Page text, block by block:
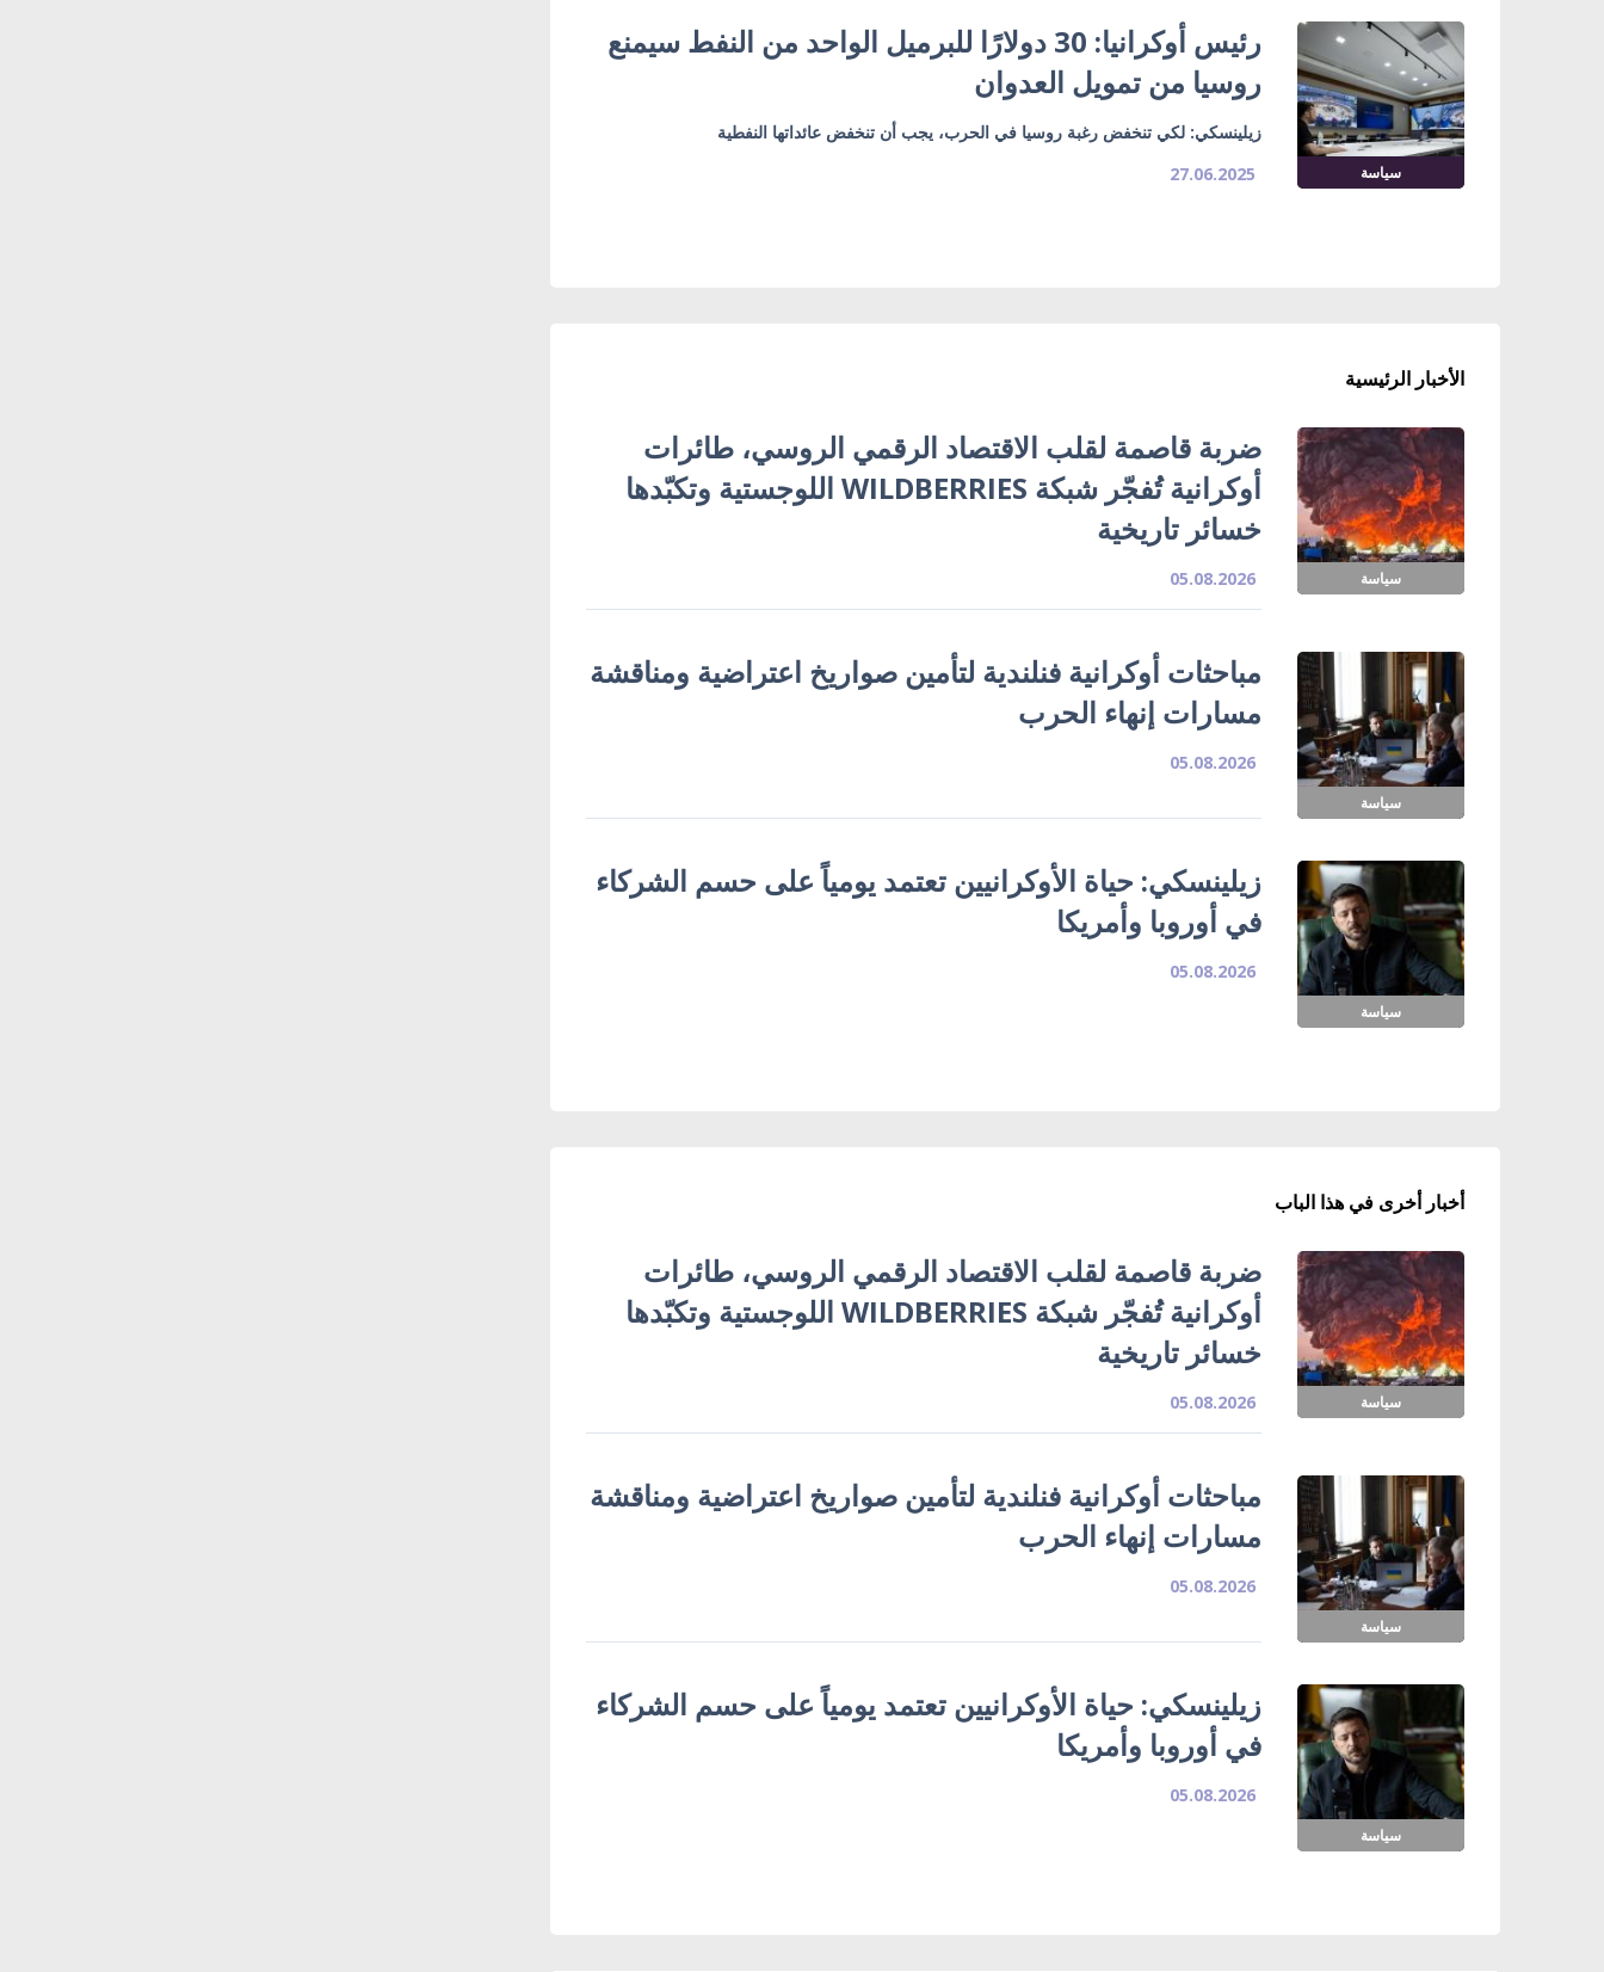
سياسة
رئيس أوكرانيا: 30 دولارًا للبرميل الواحد من النفط سيمنع
روسيا من تمويل العدوان
زيلينسكي: لكي تنخفض رغبة روسيا في الحرب، يجب أن تنخفض عائداتها النفطية
27.06.2025
الأخبار الرئيسية
سياسة
ضربة قاصمة لقلب الاقتصاد الرقمي الروسي، طائرات
أوكرانية تُفجّر شبكة WILDBERRIES اللوجستية وتكبّدها
خسائر تاريخية
05.08.2026
سياسة
مباحثات أوكرانية فنلندية لتأمين صواريخ اعتراضية ومناقشة
مسارات إنهاء الحرب
05.08.2026
سياسة
زيلينسكي: حياة الأوكرانيين تعتمد يومياً على حسم الشركاء
في أوروبا وأمريكا
05.08.2026
أخبار أخرى في هذا الباب
سياسة
ضربة قاصمة لقلب الاقتصاد الرقمي الروسي، طائرات
أوكرانية تُفجّر شبكة WILDBERRIES اللوجستية وتكبّدها
خسائر تاريخية
05.08.2026
سياسة
مباحثات أوكرانية فنلندية لتأمين صواريخ اعتراضية ومناقشة
مسارات إنهاء الحرب
05.08.2026
سياسة
زيلينسكي: حياة الأوكرانيين تعتمد يومياً على حسم الشركاء
في أوروبا وأمريكا
05.08.2026